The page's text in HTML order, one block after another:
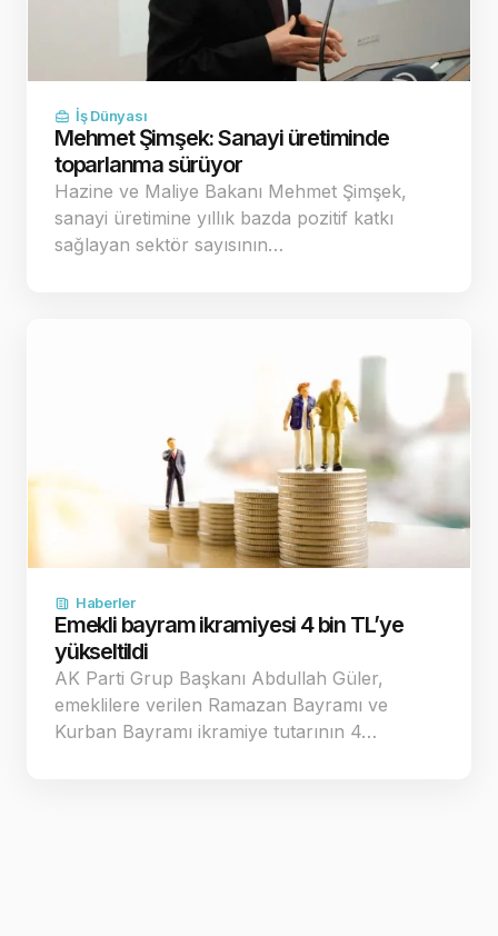
İş Dünyası
Mehmet Şimşek: Sanayi üretiminde
toparlanma sürüyor
Hazine ve Maliye Bakanı Mehmet Şimşek,
sanayi üretimine yıllık bazda pozitif katkı
sağlayan sektör sayısının…
Haberler
Emekli bayram ikramiyesi 4 bin TL’ye
yükseltildi
AK Parti Grup Başkanı Abdullah Güler,
emeklilere verilen Ramazan Bayramı ve
Kurban Bayramı ikramiye tutarının 4…